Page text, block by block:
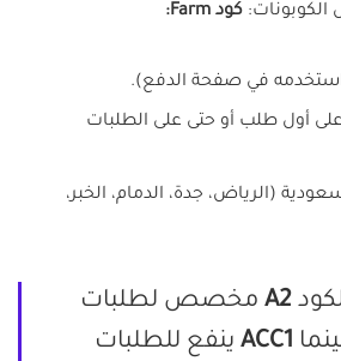
كود Farm:
على أول طلب أو حتى على الطلبات
(الرياض، جدة، الدمام، الخبر،
A2 مخصص لطلبات
ACC1 ينفع للطلبات